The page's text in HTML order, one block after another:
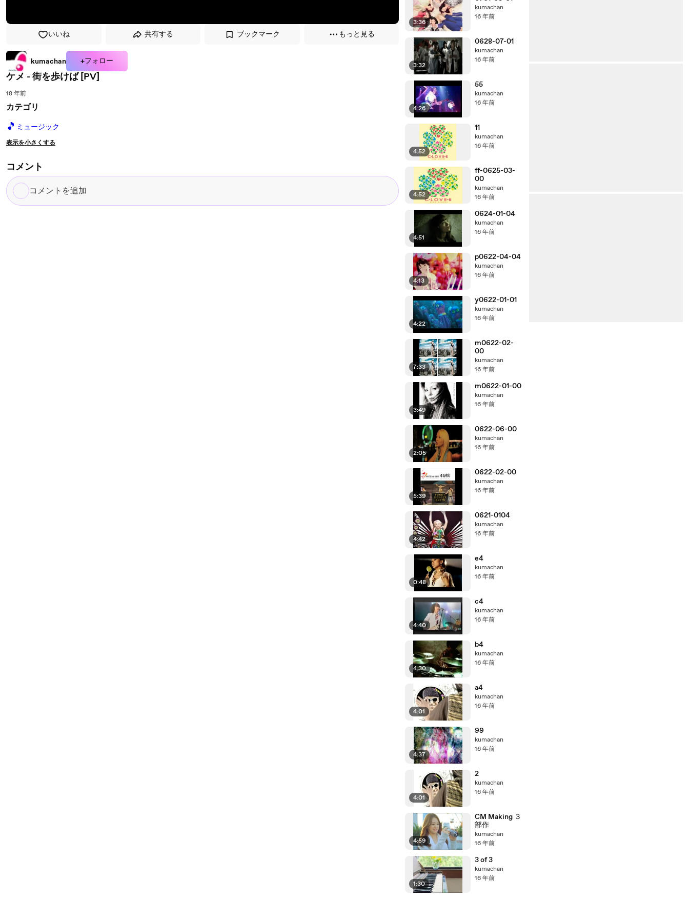
いいね 共有する ブックマーク もっと見る
kumachan +フォロー
ケメ - 街を歩けば [PV]
18 年前
カテゴリ
🎵 ミュージック
表示を小さくする
コメント
コ
メ
3:36
kumachan
16 年前
3:32
0628-07-01
kumachan
16 年前
4:26
55
kumachan
16 年前
4:52
11
kumachan
16 年前
4:52
ff-0625-03-
00
kumachan
16 年前
4:51
0624-01-04
kumachan
16 年前
4:13
p0622-04-04
kumachan
16 年前
4:22
y0622-01-01
kumachan
16 年前
7:33
m0622-02-
00
kumachan
16 年前
3:49
m0622-01-00
kumachan
16 年前
2:05
0622-06-00
kumachan
16 年前
5:39
0622-02-00
kumachan
16 年前
4:42
0621-0104
kumachan
16 年前
0:48
e4
kumachan
16 年前
4:40
c4
kumachan
16 年前
4:30
b4
kumachan
16 年前
4:01
a4
kumachan
16 年前
4:37
99
kumachan
16 年前
4:01
2
kumachan
16 年前
4:59
CM Making ３
部作
kumachan
16 年前
1:30
3 of 3
kumachan
16 年前